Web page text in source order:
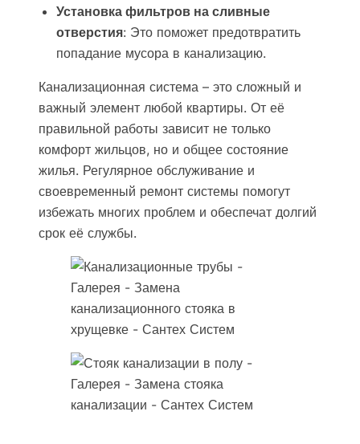
Установка фильтров на сливные
отверстия: Это поможет предотвратить
попадание мусора в канализацию.
Канализационная система – это сложный и
важный элемент любой квартиры. От её
правильной работы зависит не только
комфорт жильцов, но и общее состояние
жилья. Регулярное обслуживание и
своевременный ремонт системы помогут
избежать многих проблем и обеспечат долгий
срок её службы.